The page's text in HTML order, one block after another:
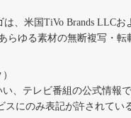
、米国TiVo Brands LLC
ゆる素材の無断複写・転
、テレビ番組の公式情報
スにのみ表記が許されてい